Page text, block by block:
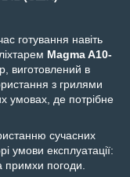
готування навіть
Magma A10-
виготовлений в
з грилями
умовах, де потрібне
сучасних
умови експлуатації:
примхи погоди.